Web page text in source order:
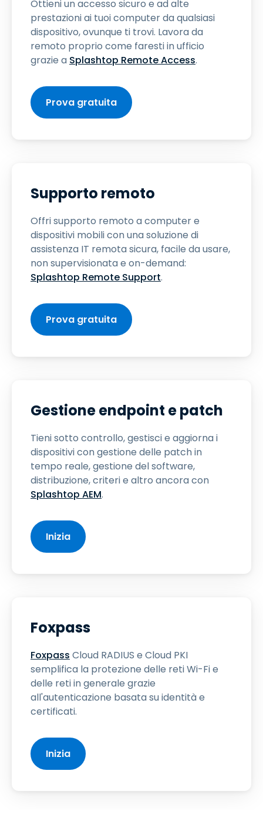
Ottieni un accesso sicuro e ad alte
prestazioni ai tuoi computer da qualsiasi
dispositivo, ovunque ti trovi. Lavora da
remoto proprio come faresti in ufficio
grazie a Splashtop Remote Access.
Prova gratuita
Supporto remoto
Offri supporto remoto a computer e
dispositivi mobili con una soluzione di
assistenza IT remota sicura, facile da usare,
non supervisionata e on-demand:
Splashtop Remote Support.
Prova gratuita
Gestione endpoint e patch
Tieni sotto controllo, gestisci e aggiorna i
dispositivi con gestione delle patch in
tempo reale, gestione del software,
distribuzione, criteri e altro ancora con
Splashtop AEM.
Inizia
Foxpass
Foxpass Cloud RADIUS e Cloud PKI
semplifica la protezione delle reti Wi-Fi e
delle reti in generale grazie
all'autenticazione basata su identità e
certificati.
Inizia